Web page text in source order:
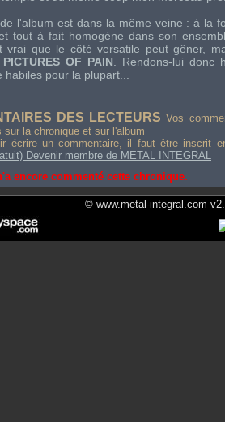
l'album est dans la même veine : à la
tout à fait homogène dans son
vrai que le côté versatile peut gêner,
PICTURES OF PAIN . Rendons-lui
habiles pour la plupart...
DES LECTEURS Vos
sur la chronique et sur l'album
écrire un commentaire, il faut être inscrit
Devenir membre de METAL INTEGRAL
encore commenté cette chronique.
© www.metal-integral.com